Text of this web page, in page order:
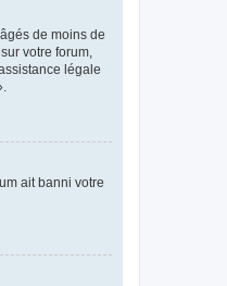
de moins de
votre forum,
légale
ait banni votre